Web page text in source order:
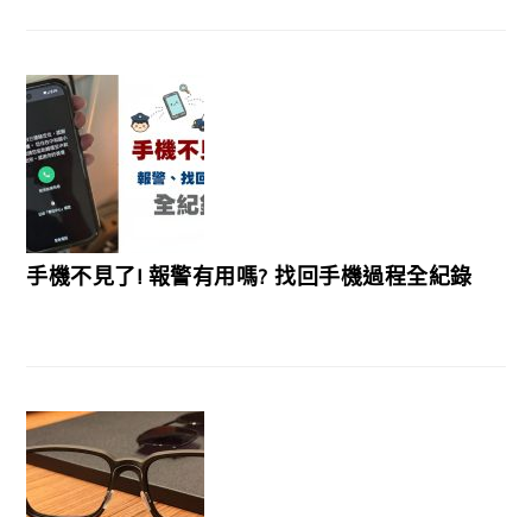
手機不見了! 報警有用嗎? 找回手機過程全紀錄